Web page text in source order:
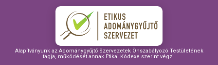
Alapítványunk az Adománygyűjtő Szervezetek Önszabályozó Testületének
tagja, működését annak Etikai Kódexe szerint végzi.